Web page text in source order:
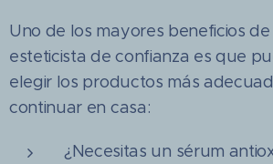
Uno de los mayores beneficios
esteticista de confianza es que
elegir los productos más
continuar en casa:
¿Necesitas un sérum